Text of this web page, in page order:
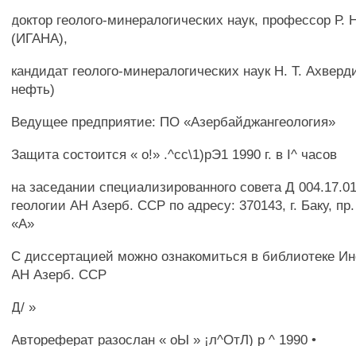
доктор геолого-минералогических наук, профессор Р.
(ИГАНА),
кандидат геолого-минералогических наук Н. Т.
нефть)
Ведущее предприятие: ПО «Азербайджангеология»
Защита состоится « о!» .^сс\1)рЭ1 1990 г. в I^ часов
на заседании специализированного совета Д
геологии АН Азерб. ССР по адресу: 370143, г. Баку,
«А»
С диссертацией можно ознакомиться в библиотеке
АН Азерб. ССР
Д/ »
Автореферат разослан « оЫ » ¡л^ОтЛ) р ^ 1990 •